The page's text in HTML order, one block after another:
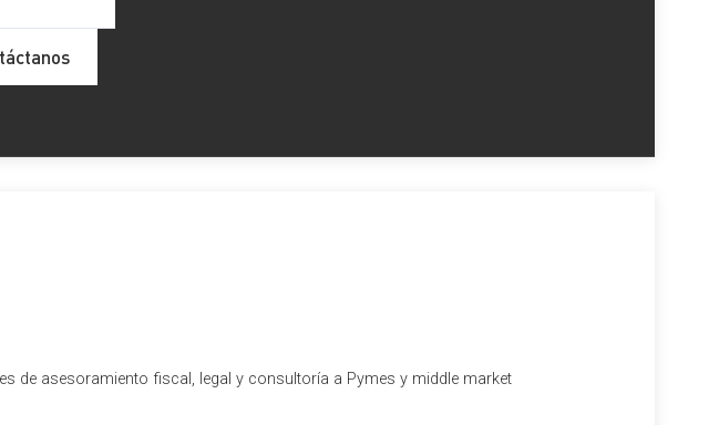
de asesoramiento fiscal, legal y consultoría a Pymes y middle market